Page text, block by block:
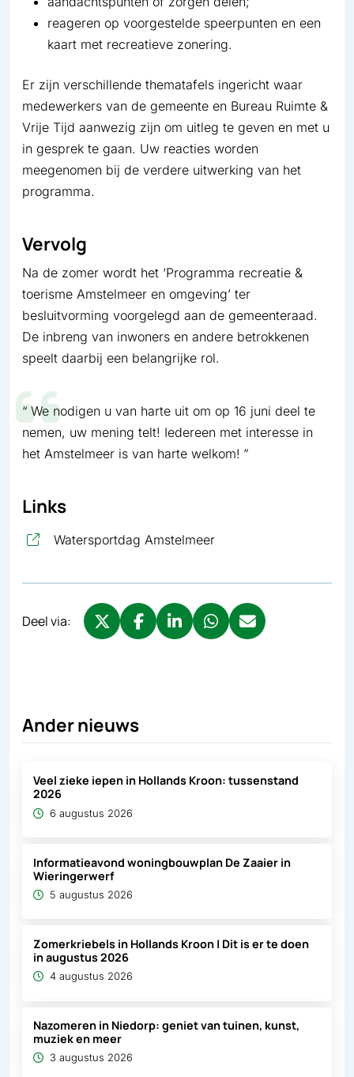
reageren op voorgestelde speerpunten en een
kaart met recreatieve zonering.
Er zijn verschillende thematafels ingericht waar
medewerkers van de gemeente en Bureau Ruimte &
Vrije Tijd aanwezig zijn om uitleg te geven en met u
in gesprek te gaan. Uw reacties worden
meegenomen bij de verdere uitwerking van het
programma.
Vervolg
Na de zomer wordt het ‘Programma recreatie &
toerisme Amstelmeer en omgeving’ ter
besluitvorming voorgelegd aan de gemeenteraad.
De inbreng van inwoners en andere betrokkenen
speelt daarbij een belangrijke rol.
We nodigen u van harte uit om op 16 juni deel te
nemen, uw mening telt! Iedereen met interesse in
het Amstelmeer is van harte welkom!
Links
Watersportdag Amstelmeer, opent in nieuw
Deel via:
Ander nieuws
Veel zieke iepen in Hollands Kroon: tussenstand
2026
6 augustus 2026
Informatieavond woningbouwplan De Zaaier in
Wieringerwerf
5 augustus 2026
Zomerkriebels in Hollands Kroon | Dit is er te doen
in augustus 2026
4 augustus 2026
Nazomeren in Niedorp: geniet van tuinen, kunst,
muziek en meer
3 augustus 2026